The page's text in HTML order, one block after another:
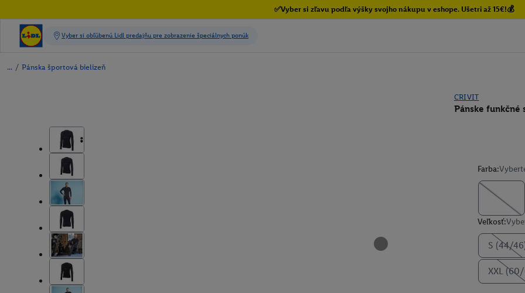
✅Vyber si zľavu podľa výšky svojho nákupu v eshope. Ušetri až 15€!💰
/ Pánska športová bielizeň
CRIVIT
Pánske funkčné
Farba:
Veľkosť:
S (44/
XXL